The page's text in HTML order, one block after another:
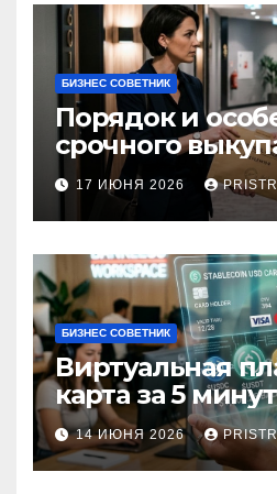
БИЗНЕС СОВЕТНИК
Порядок и
срочного
срок 1–3 дня
17 ИЮНЯ 2026
БИЗНЕС СОВЕТНИК
Виртуальная
карта за 5
верификации и
банков с
долларовом
14 ИЮНЯ 2026